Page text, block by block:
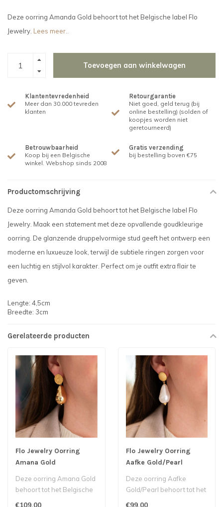
Deze oorring Amanda Gold behoort tot het Belgische label Flo
Jewelry. Lees meer..
Toevoegen aan winkelwagen
Klantentevredenheid
Meer dan 30.000 tevreden
klanten
Retourgarantie
Niet goed, geld terug (bij
online bestelling) (solden of
koopjes worden niet
geretourneerd)
Betrouwbaarheid
Koop bij een Belgische
winkel. Webshop sinds 2008
Gratis verzending
bij bestelling boven €75
Productomschrijving
Deze oorring Amanda Gold behoort tot het Belgische label Flo
Jewelry. Maak een statement met deze opvallende goudkleurige
oorring. De glanzende druppelvormige stud geeft het ontwerp een
moderne en luxueuze look, terwijl de subtiele ringen zorgen voor
een luchtig en stijlvol karakter. Perfect om je outfit extra flair te
geven.
Lengte: 4,5cm
Breedte: 3cm
Gerelateerde producten
Flo Jewelry Oorring
Amana Gold
Deze oorring Amana Gold
behoort tot het Belgische
€109,00
Flo Jewelry Oorring
Aafke Gold/Pearl
Deze oorring Aafke
Gold/Pearl behoort tot het
€99,00